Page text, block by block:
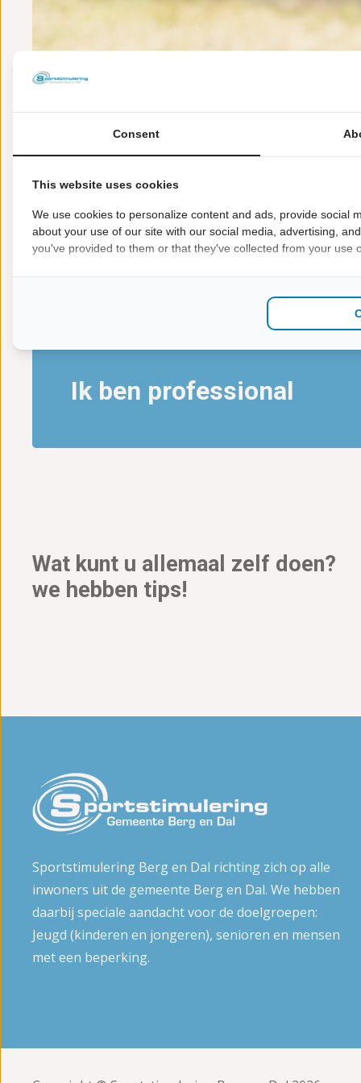
Ik ben professional
Wat kunt u allemaal zelf doen?
we hebben tips!
Sportstimulering Berg en Dal richting zich op alle
inwoners uit de gemeente Berg en Dal. We hebben
daarbij speciale aandacht voor de doelgroepen:
Jeugd (kinderen en jongeren), senioren en mensen
met een beperking.
Consent
This website uses cookies
We use cookies to personalize content and ads, provide social
about your use of our site with our social media, advertising,
you've provided to them or that they've collected from your use